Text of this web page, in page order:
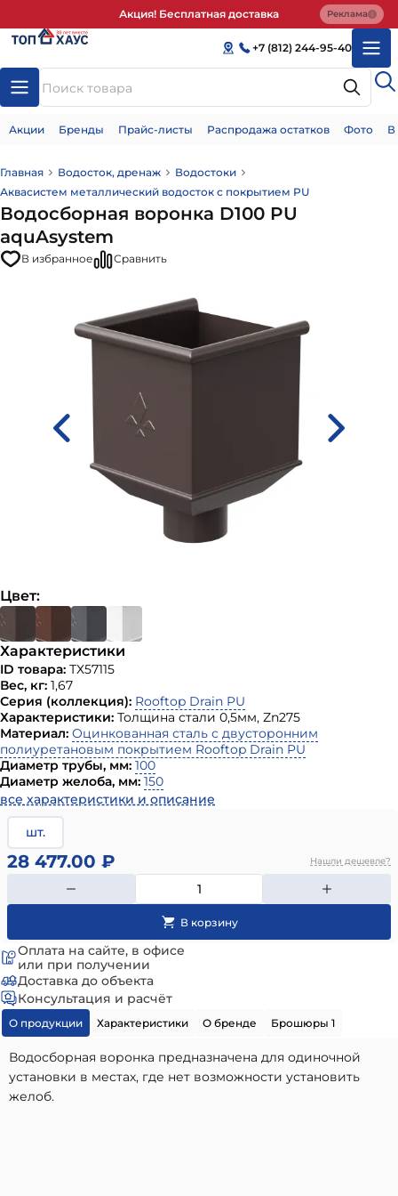
Акция! Бесплатная доставка Реклама
+7 (812) 244-95-40
Акции Бренды Прайс-листы Распродажа остатков Фото
Главная Водосток, дренаж
Водостоки
Аквасистем металлический водосток с покрытием PU
Водосборная воронка D100 PU
aquAsystem
В избранное Сравнить
Цвет:
Характеристики
ID товара: ТХ57115
Вес, кг: 1,67
Серия (коллекция): Rooftop Drain PU
Характеристики: Толщина стали 0,5мм, Zn275
Материал: Оцинкованная сталь с двусторонним
полиуретановым покрытием Rooftop Drain PU
Диаметр трубы, мм: 100
Диаметр желоба, мм: 150
все характеристики и описание
шт.
28 477.00 ₽ Нашли дешевле?
Оплата на сайте, в офисе
или при получении
Доставка до объекта
Консультация и расчёт
О продукции Характеристики О бренде Брошюры 1
Водосборная воронка предназначена для одиночной
установки в местах, где нет возможности установить
желоб.